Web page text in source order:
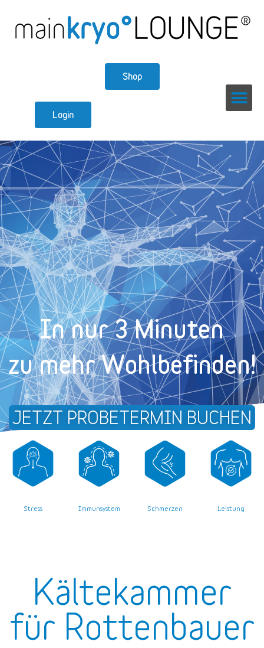
Shop
Login
In nur 3 Minuten
zu mehr Wohl­befinden!
JETZT PROBETERMIN BUCHEN
Stress Immunsystem Schmerzen Leistung
Kältekammer
für Rottenbauer